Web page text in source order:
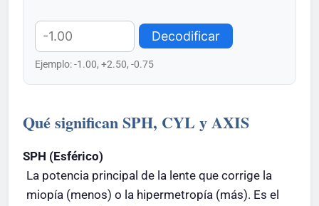
Decodificar
Ejemplo: -1.00, +2.50, -0.75
Qué significan SPH, CYL y AXIS
SPH (Esférico)
La potencia principal de la lente que corrige la
miopía (menos) o la hipermetropía (más). Es el